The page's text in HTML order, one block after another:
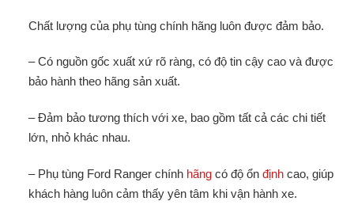
Chất lượng của phụ tùng chính hãng luôn được đảm bảo.
– Có nguồn gốc xuất xứ rõ ràng, có độ tin cậy cao và được
bảo hành theo hãng sản xuất.
– Đảm bảo tương thích với xe, bao gồm tất cả các chi tiết
lớn, nhỏ khác nhau.
– Phụ tùng Ford Ranger chính hãngcó độ ổnđịnhcao, giúp
khách hàng luôn cảm thấy yên tâm khi vận hành xe.